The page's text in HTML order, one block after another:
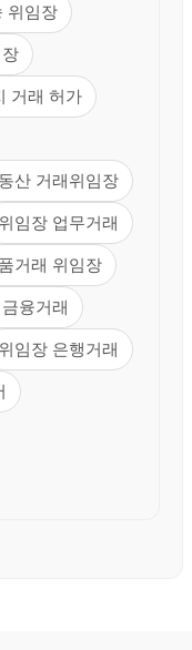
위임장
거래 허가
산 거래위임장
위임장 업무거래
거래 위임장
융거래
위임장 은행거래